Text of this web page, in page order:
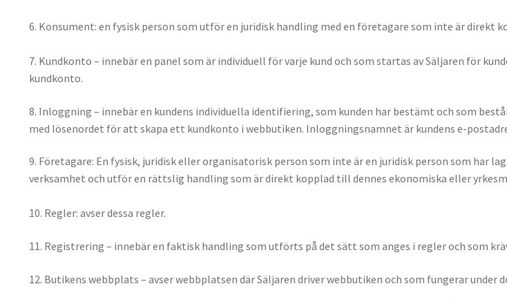
6. Konsument: en fysisk person som utför en juridisk handling med en företagare som inte är
7. Kundkonto – innebär en panel som är individuell för varje kund och som startas av Säljaren för
kundkonto.
8. Inloggning – innebär en kundens individuella identifiering, som kunden har bestämt och som
med lösenordet för att skapa ett kundkonto i webbutiken. Inloggningsnamnet är kundens e-
9. Företagare: En fysisk, juridisk eller organisatorisk person som inte är en juridisk person som har
verksamhet och utför en rättslig handling som är direkt kopplad till dennes ekonomiska eller
10. Regler: avser dessa regler.
11. Registrering – innebär en faktisk handling som utförts på det sätt som anges i regler och som
12. Butikens webbplats – avser webbplatsen där Säljaren driver webbutiken och som fungerar under